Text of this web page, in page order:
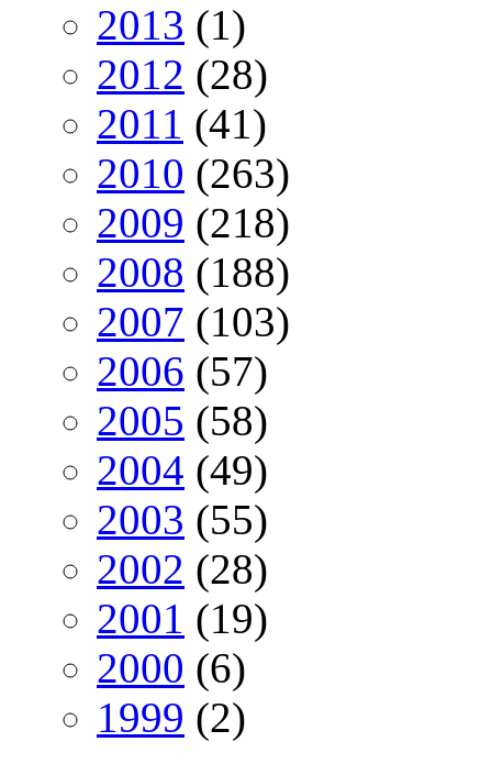
2013 (1)
2012 (28)
2011 (41)
2010 (263)
2009 (218)
2008 (188)
2007 (103)
2006 (57)
2005 (58)
2004 (49)
2003 (55)
2002 (28)
2001 (19)
2000 (6)
1999 (2)